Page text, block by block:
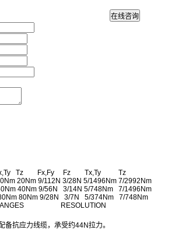
Tz Fx,Fy Fz Tx,Ty Tz
20Nm 9/112N 3/28N 5/1496Nm 7/2992Nm
40Nm 9/56N 3/14N 5/748Nm 7/1496Nm
80Nm 9/28N 3/7N 5/374Nm 7/748Nm
RESOLUTION
备抗应力线缆，承受约44N拉力。